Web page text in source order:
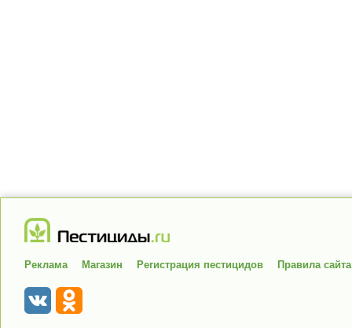
Реклама Магазин Регистрация пестицидов Правила сайта